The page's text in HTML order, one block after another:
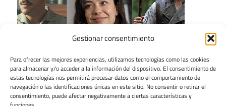
Gestionar consentimiento
Para ofrecer las mejores experiencias, utilizamos tecnologías como las cookies
para almacenar y/o acceder a la información del dispositivo. El consentimiento de
estas tecnologías nos permitirá procesar datos como el comportamiento de
navegación o las identificaciones únicas en este sitio. No consentir o retirar el
consentimiento, puede afectar negativamente a ciertas características y